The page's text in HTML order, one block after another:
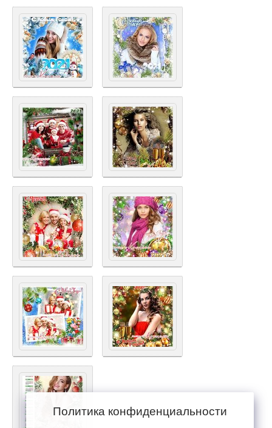
Политика конфиденциальности